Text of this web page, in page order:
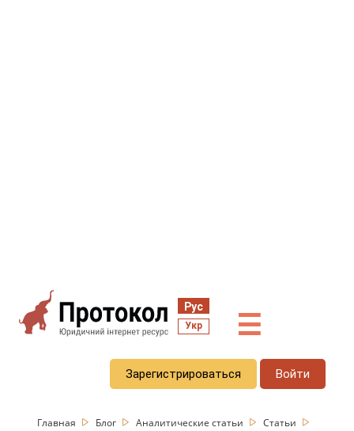
Рус
Укр ☰
Зарегистрироваться Войти
Главная Блог Аналитические статьи
Статьи